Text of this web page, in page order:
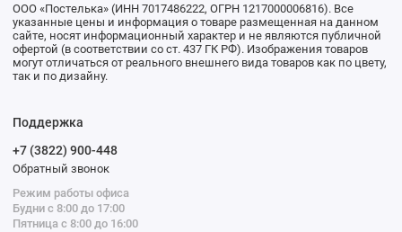
ООО «Постелька» (ИНН 7017486222, ОГРН 1217000006816). Все
указанные цены и информация о товаре размещенная на данном
сайте, носят информационный характер и не являются публичной
офертой (в соответствии со ст. 437 ГК РФ). Изображения товаров
могут отличаться от реального внешнего вида товаров как по цвету,
так и по дизайну.
Поддержка
+7 (3822) 900-448
Обратный звонок
Режим работы офиса
Будни с 8:00 до 17:00
Пятница с 8:00 до 16:00